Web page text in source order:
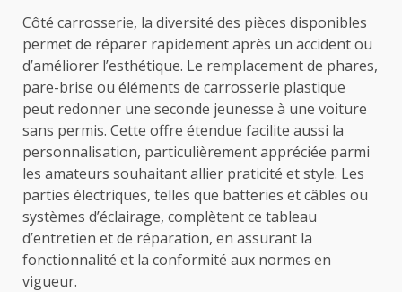
Côté carrosserie, la diversité des pièces disponibles
permet de réparer rapidement après un accident ou
d’améliorer l’esthétique. Le remplacement de phares,
pare-brise ou éléments de carrosserie plastique
peut redonner une seconde jeunesse à une voiture
sans permis. Cette offre étendue facilite aussi la
personnalisation, particulièrement appréciée parmi
les amateurs souhaitant allier praticité et style. Les
parties électriques, telles que batteries et câbles ou
systèmes d’éclairage, complètent ce tableau
d’entretien et de réparation, en assurant la
fonctionnalité et la conformité aux normes en
vigueur.